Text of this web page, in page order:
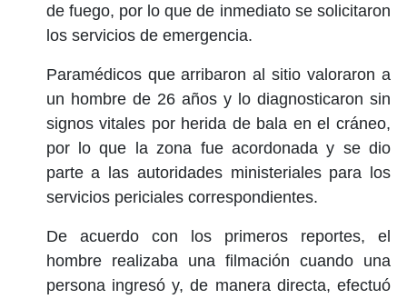
de fuego, por lo que de inmediato se solicitaron
los servicios de emergencia.
Paramédicos que arribaron al sitio valoraron a
un hombre de 26 años y lo diagnosticaron sin
signos vitales por herida de bala en el cráneo,
por lo que la zona fue acordonada y se dio
parte a las autoridades ministeriales para los
servicios periciales correspondientes.
De acuerdo con los primeros reportes, el
hombre realizaba una filmación cuando una
persona ingresó y, de manera directa, efectuó